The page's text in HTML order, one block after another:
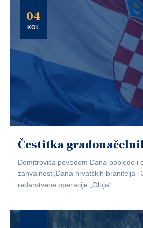
04
KOL
Čestitka
Domitrovića povodom Dana pobjede i
zahvalnosti,Dana hrvatskih branitelja i
redarstvene operacije „Oluja“